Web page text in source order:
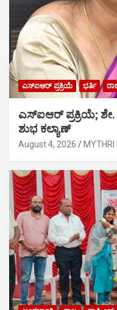
ಎಸ್‍ಐಆರ್ ಪ್ರಕ್ರಿಯೆ ಭರ್ತಿ
ಎಸ್‍ಐಆರ್ ಪ್ರಕ್ರಿಯೆ; ಶೇ.
ಶುಭ ಕಲ್ಯಾಣ್
August 4, 2026 MYTHRI